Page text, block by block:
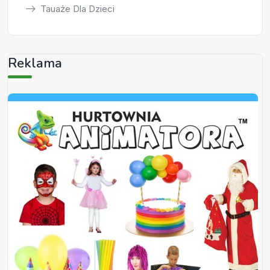
Tauaże Dla Dzieci
Reklama